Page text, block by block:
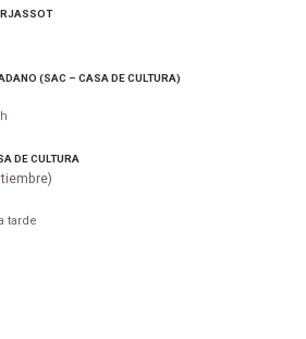
(SAC – CASA DE CULTURA)
DE CULTURA
tarde